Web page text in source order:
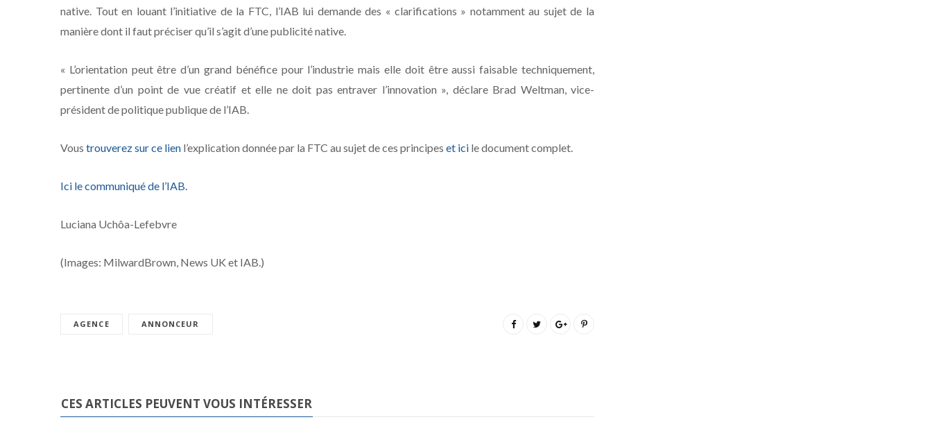
native. Tout en louant l’initiative de la FTC, l’IAB lui demande des « clarifications » notamment au sujet de la
manière dont il faut préciser qu’il s’agit d’une publicité native.
« L’orientation peut être d’un grand bénéfice pour l’industrie mais elle doit être aussi faisable techniquement,
pertinente d’un point de vue créatif et elle ne doit pas entraver l’innovation », déclare Brad Weltman, vice-
président de politique publique de l’IAB.
Vous trouverez sur ce lien l’explication donnée par la FTC au sujet de ces principes et ici le document complet.
Ici le communiqué de l’IAB.
Luciana Uchôa-Lefebvre
(Images: MilwardBrown, News UK et IAB.)
AGENCE ANNONCEUR
CES ARTICLES PEUVENT VOUS INTÉRESSER